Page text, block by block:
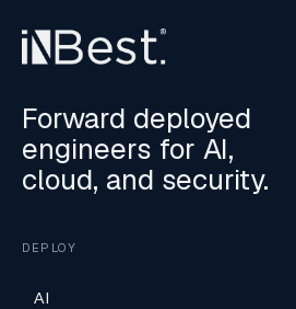
Forward deployed
engineers for AI,
cloud, and security.
DEPLOY
AI